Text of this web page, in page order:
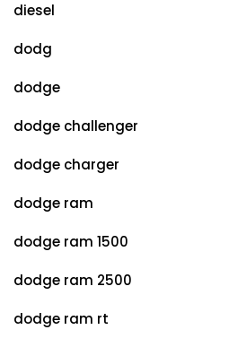
diesel
dodg
dodge
dodge challenger
dodge charger
dodge ram
dodge ram 1500
dodge ram 2500
dodge ram rt